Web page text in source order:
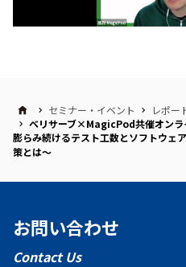
セミナー・イベント
レポー
ベリサーブ×MagicPod共催オンラ
膨らみ続けるテスト工数とソフトウェ
策とは～
お問い合わせ
Contact Us